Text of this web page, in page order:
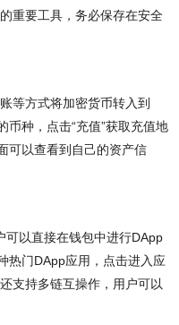
重要工具，务必保存在安全
等方式将加密货币转入到
币种，点击“充值”获取充值地
可以查看到自己的资产信
可以直接在钱包中进行DApp
热门DApp应用，点击进入应
支持多链互操作，用户可以